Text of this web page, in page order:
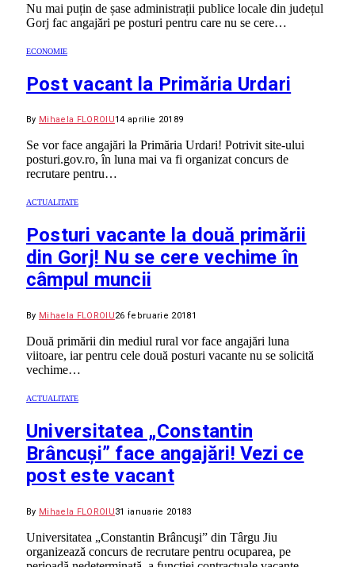
Nu mai puțin de șase administrații publice locale din județul
Gorj fac angajări pe posturi pentru care nu se cere…
ECONOMIE
Post vacant la Primăria Urdari
By Mihaela FLOROIU14 aprilie 20189
Se vor face angajări la Primăria Urdari! Potrivit site-ului
posturi.gov.ro, în luna mai va fi organizat concurs de
recrutare pentru…
ACTUALITATE
Posturi vacante la două primării
din Gorj! Nu se cere vechime în
câmpul muncii
By Mihaela FLOROIU26 februarie 20181
Două primării din mediul rural vor face angajări luna
viitoare, iar pentru cele două posturi vacante nu se solicită
vechime…
ACTUALITATE
Universitatea „Constantin
Brâncuși” face angajări! Vezi ce
post este vacant
By Mihaela FLOROIU31 ianuarie 20183
Universitatea „Constantin Brâncuşi” din Târgu Jiu
organizează concurs de recrutare pentru ocuparea, pe